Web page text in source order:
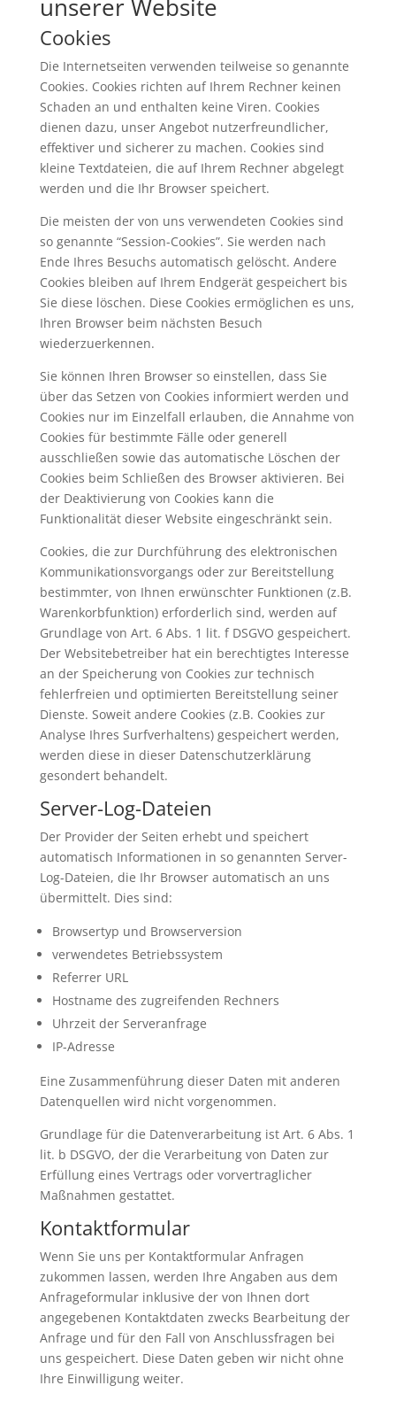
unserer Website
Cookies
Die Internetseiten verwenden teilweise so genannte
Cookies. Cookies richten auf Ihrem Rechner keinen
Schaden an und enthalten keine Viren. Cookies
dienen dazu, unser Angebot nutzerfreundlicher,
effektiver und sicherer zu machen. Cookies sind
kleine Textdateien, die auf Ihrem Rechner abgelegt
werden und die Ihr Browser speichert.
Die meisten der von uns verwendeten Cookies sind
so genannte “Session-Cookies”. Sie werden nach
Ende Ihres Besuchs automatisch gelöscht. Andere
Cookies bleiben auf Ihrem Endgerät gespeichert bis
Sie diese löschen. Diese Cookies ermöglichen es uns,
Ihren Browser beim nächsten Besuch
wiederzuerkennen.
Sie können Ihren Browser so einstellen, dass Sie
über das Setzen von Cookies informiert werden und
Cookies nur im Einzelfall erlauben, die Annahme von
Cookies für bestimmte Fälle oder generell
ausschließen sowie das automatische Löschen der
Cookies beim Schließen des Browser aktivieren. Bei
der Deaktivierung von Cookies kann die
Funktionalität dieser Website eingeschränkt sein.
Cookies, die zur Durchführung des elektronischen
Kommunikationsvorgangs oder zur Bereitstellung
bestimmter, von Ihnen erwünschter Funktionen (z.B.
Warenkorbfunktion) erforderlich sind, werden auf
Grundlage von Art. 6 Abs. 1 lit. f DSGVO gespeichert.
Der Websitebetreiber hat ein berechtigtes Interesse
an der Speicherung von Cookies zur technisch
fehlerfreien und optimierten Bereitstellung seiner
Dienste. Soweit andere Cookies (z.B. Cookies zur
Analyse Ihres Surfverhaltens) gespeichert werden,
werden diese in dieser Datenschutzerklärung
gesondert behandelt.
Server-Log-Dateien
Der Provider der Seiten erhebt und speichert
automatisch Informationen in so genannten Server-
Log-Dateien, die Ihr Browser automatisch an uns
übermittelt. Dies sind:
Browsertyp und Browserversion
verwendetes Betriebssystem
Referrer URL
Hostname des zugreifenden Rechners
Uhrzeit der Serveranfrage
IP-Adresse
Eine Zusammenführung dieser Daten mit anderen
Datenquellen wird nicht vorgenommen.
Grundlage für die Datenverarbeitung ist Art. 6 Abs. 1
lit. b DSGVO, der die Verarbeitung von Daten zur
Erfüllung eines Vertrags oder vorvertraglicher
Maßnahmen gestattet.
Kontaktformular
Wenn Sie uns per Kontaktformular Anfragen
zukommen lassen, werden Ihre Angaben aus dem
Anfrageformular inklusive der von Ihnen dort
angegebenen Kontaktdaten zwecks Bearbeitung der
Anfrage und für den Fall von Anschlussfragen bei
uns gespeichert. Diese Daten geben wir nicht ohne
Ihre Einwilligung weiter.